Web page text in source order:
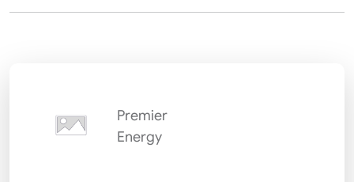
Premier
Energy